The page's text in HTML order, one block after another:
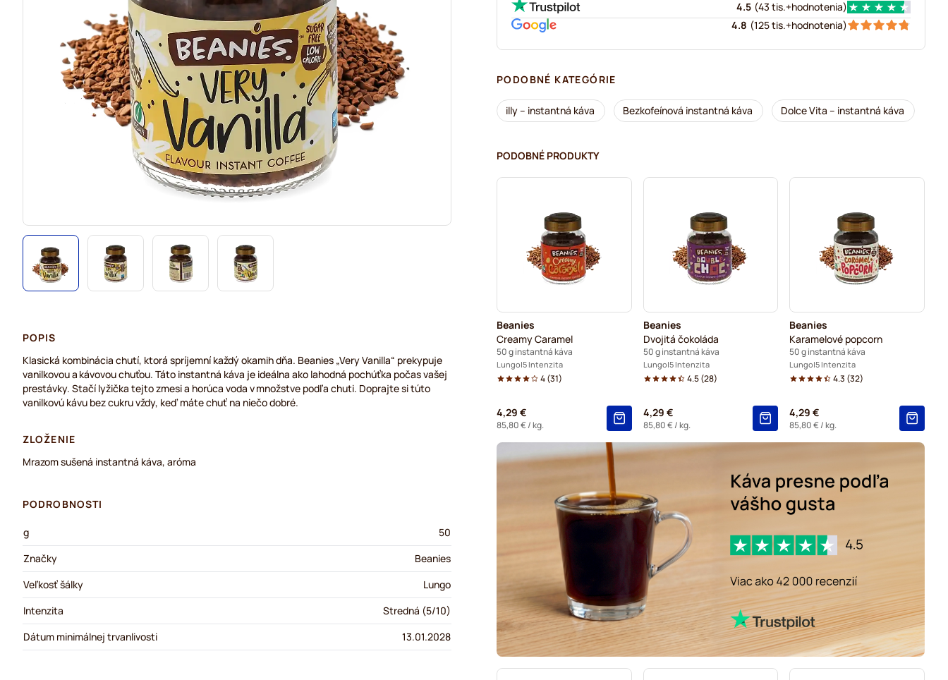
4.5 (43 tis.+hodnotenia)
4.8 (125 tis.+hodnotenia)
PODOBNÉ KATEGÓRIE
illy – instantná káva Bezkofeínová instantná káva Dolce Vita – instantná káva
PODOBNÉ PRODUKTY
Beanies
Creamy Caramel
50 g instantná káva
Lungo 5 Intenzita
4(31)
4,29 €
85,80 €/ kg.
Beanies
Dvojitá čokoláda
50 g instantná káva
Lungo 5 Intenzita
4.5(28)
4,29 €
85,80 €/ kg.
Beanies
Karamelové popcorn
50 g instantná káva
Lungo 5 Intenzita
4.3 (32)
4,29 €
85,80 €/ kg.
POPIS
Klasická kombinácia chutí, ktorá spríjemní každý okamih dňa. Beanies „Very Vanilla“ prekypuje
vanilkovou a kávovou chuťou. Táto instantná káva je ideálna ako lahodná pochúťka počas vašej
prestávky. Stačí lyžička tejto zmesi a horúca voda v množstve podľa chuti. Doprajte si túto
vanilkovú kávu bez cukru vždy, keď máte chuť na niečo dobré.
ZLOŽENIE
Mrazom sušená instantná káva, aróma
PODROBNOSTI
g
50
Značky
Beanies
Veľkosť šálky
Lungo
Intenzita
Stredná (5/10)
Dátum minimálnej trvanlivosti
13.01.2028